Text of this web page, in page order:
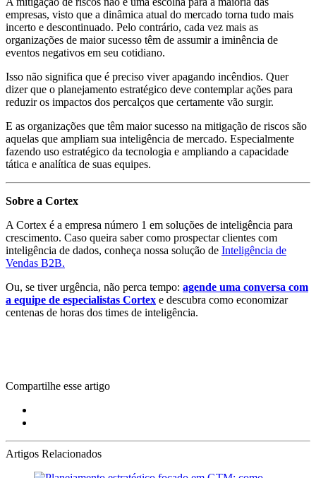
empresas, visto que a dinâmica atual do mercado torna tudo mais
incerto e descontinuado. Pelo contrário, cada vez mais as
organizações de maior sucesso têm de assumir a iminência de
eventos negativos em seu cotidiano.
Isso não significa que é preciso viver apagando incêndios. Quer
dizer que o planejamento estratégico deve contemplar ações para
reduzir os impactos dos percalços que certamente vão surgir.
E as organizações que têm maior sucesso na mitigação de riscos são
aquelas que ampliam sua inteligência de mercado. Especialmente
fazendo uso estratégico da tecnologia e ampliando a capacidade
tática e analítica de suas equipes.
Sobre a Cortex
A Cortex é a empresa número 1 em soluções de inteligência para
crescimento. Caso queira saber como prospectar clientes com
inteligência de dados, conheça nossa solução de Inteligência de
Vendas B2B.
Ou, se tiver urgência, não perca tempo: agende uma conversa com
a equipe de especialistas Cortex e descubra como economizar
centenas de horas dos times de inteligência.
Compartilhe esse artigo
Artigos Relacionados